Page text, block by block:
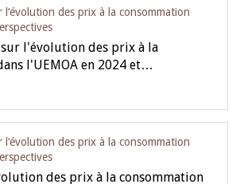
des prix à la consommation
l'évolution des prix à la
l'UEMOA en 2024 et…
des prix à la consommation
des prix à la consommation